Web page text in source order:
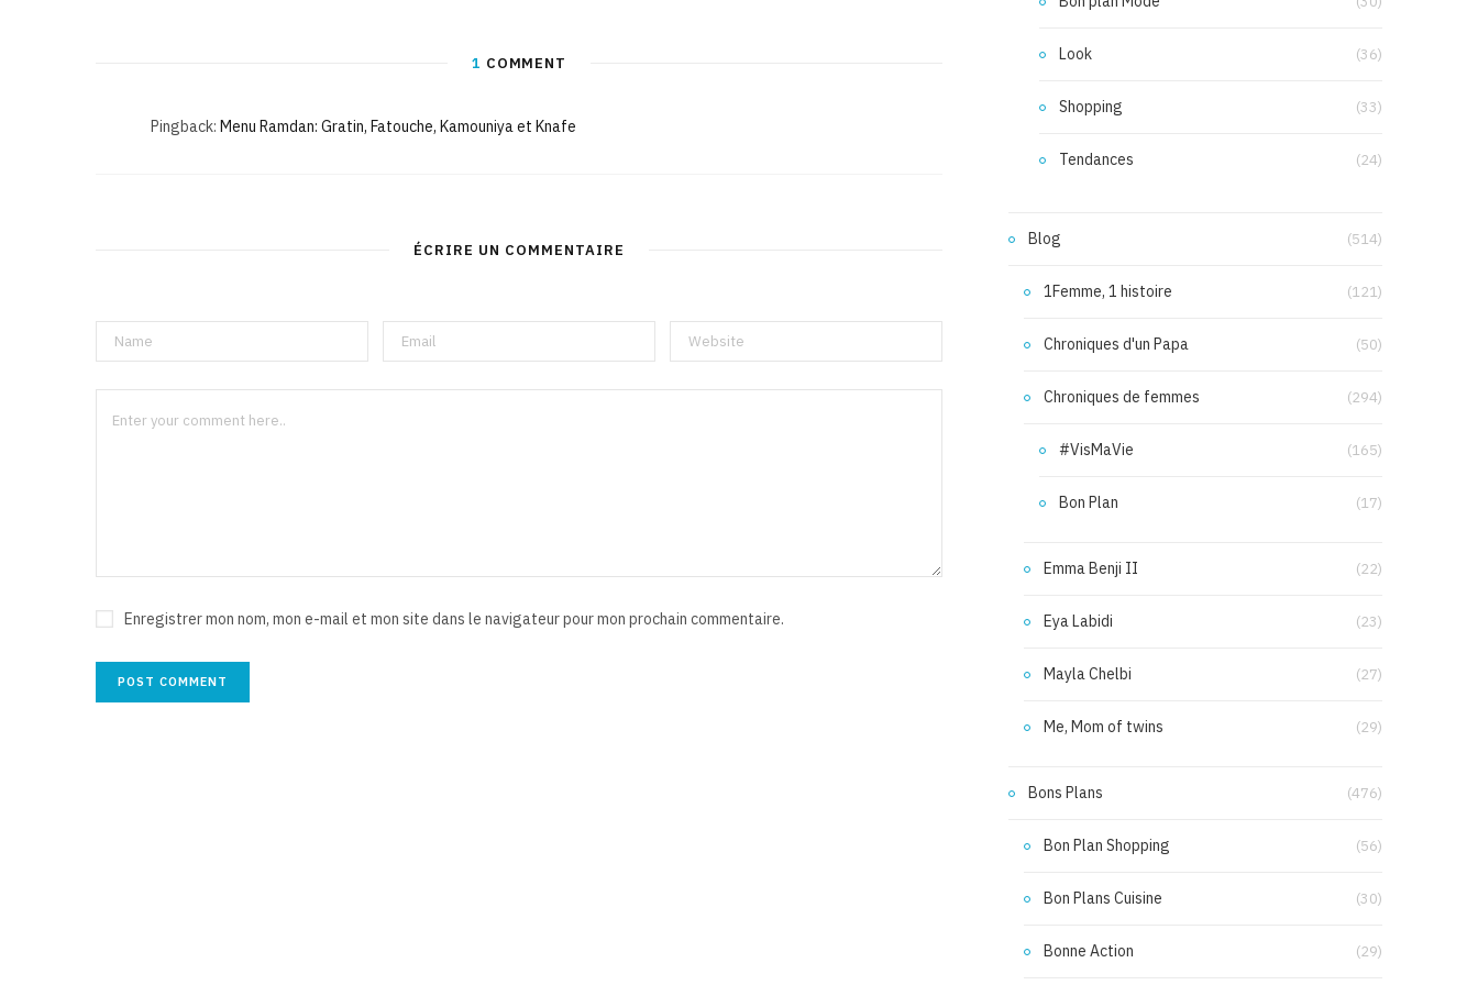
1 COMMENT
Pingback: Menu Ramdan: Gratin, Fatouche, Kamouniya et Knafe
ÉCRIRE UN COMMENTAIRE
Enregistrer mon nom, mon e-mail et mon site dans le navigateur pour mon prochain commentaire.
Look (36)
Shopping (33)
Tendances (24)
Blog (514)
1Femme, 1 histoire (121)
Chroniques d'un Papa (50)
Chroniques de femmes (294)
#VisMaVie (165)
Bon Plan (17)
Emma Benji II (22)
Eya Labidi (23)
Mayla Chelbi (27)
Me, Mom of twins (29)
Bons Plans (476)
Bon Plan Shopping (56)
Bon Plans Cuisine (30)
Bonne Action (29)